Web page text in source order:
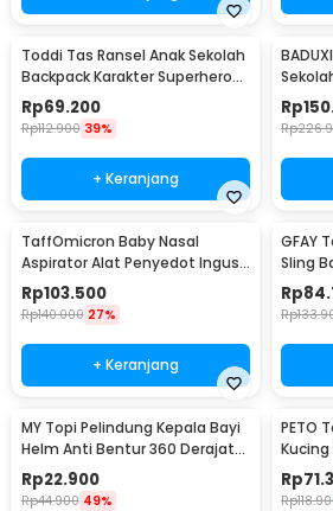
Toddi Tas Ransel Anak Sekolah
Backpack Karakter Superhero
SpiderMan 3D - KC04
Rp69.200
Rp112.900 39%
+ Keranjang
Rp
Rp
TaffOmicron Baby Nasal
Aspirator Alat Penyedot Ingus
6 Level 500mAh - ZLY-018
Rp103.500
Rp140.000 27%
+ Keranjang
GFAY
Sling
Style -
Rp
Rp
MY Topi Pelindung Kepala Bayi
Helm Anti Bentur 360 Derajat
Soft Cotton Forest - MY3
Rp22.900
Rp44.900 49%
PETO
Bag -
Rp
Rp